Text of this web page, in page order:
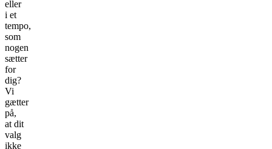
eller
i et
tempo,
som
nogen
sætter
for
dig?
Vi
gætter
på,
at dit
valg
ikke